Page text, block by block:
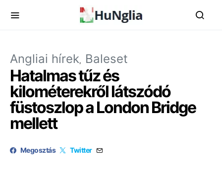
Angliai hírek Baleset
Hatalmas tűz és
kilométerekről látszódó
füstoszlop a London Bridge
mellett
Megosztás Twitter